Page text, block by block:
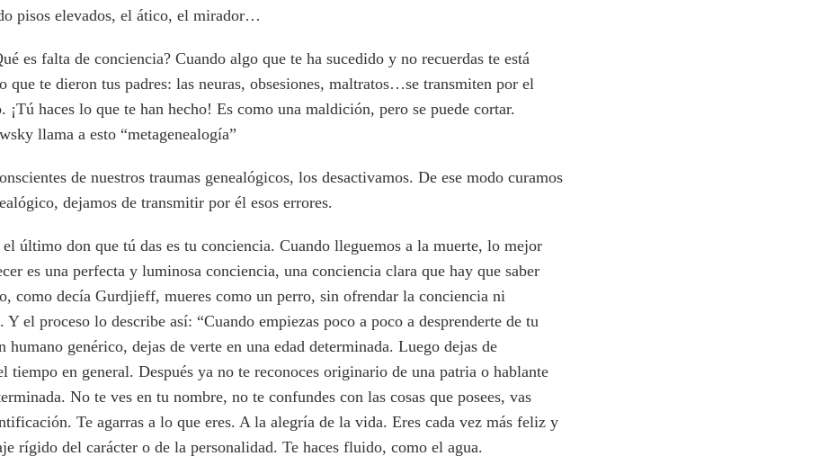
pisos elevados, el ático, el mirador…
es falta de conciencia? Cuando algo que te ha sucedido y no recuerdas te está
que te dieron tus padres: las neuras, obsesiones, maltratos…se transmiten por el
¡Tú haces lo que te han hecho! Es como una maldición, pero se puede cortar.
llama a esto “metagenealogía”
de nuestros traumas genealógicos, los desactivamos. De ese modo curamos
dejamos de transmitir por él esos errores.
último don que tú das es tu conciencia. Cuando lleguemos a la muerte, lo mejor
es una perfecta y luminosa conciencia, una conciencia clara que hay que saber
como decía Gurdjieff, mueres como un perro, sin ofrendar la conciencia ni
Y el proceso lo describe así: “Cuando empiezas poco a poco a desprenderte de tu
humano genérico, dejas de verte en una edad determinada. Luego dejas de
tiempo en general. Después ya no te reconoces originario de una patria o hablante
No te ves en tu nombre, no te confundes con las cosas que posees, vas
Te agarras a lo que eres. A la alegría de la vida. Eres cada vez más feliz y
rígido del carácter o de la personalidad. Te haces fluido, como el agua.